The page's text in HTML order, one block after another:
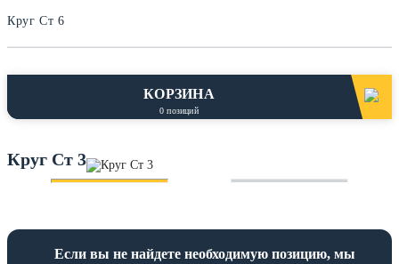
Круг Ст 6
КОРЗИНА
0 позиций
Круг Ст 3
Если вы не найдете необходимую позицию, мы